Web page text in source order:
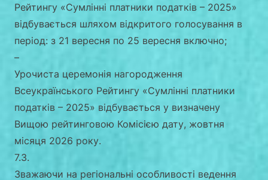
Рейтингу «Сумлінні платники податків – 2025»
відбувається шляхом відкритого голосування в
період: з 21 вересня по 25 вересня включно;
–
Урочиста церемонія нагородження
Всеукраїнського Рейтингу «Сумлінні платники
податків – 2025» відбувається у визначену
Вищою рейтинговою Комісією дату, жовтня
місяця 2026 року.
7.3.
Зважаючи на регіональні особливості ведення